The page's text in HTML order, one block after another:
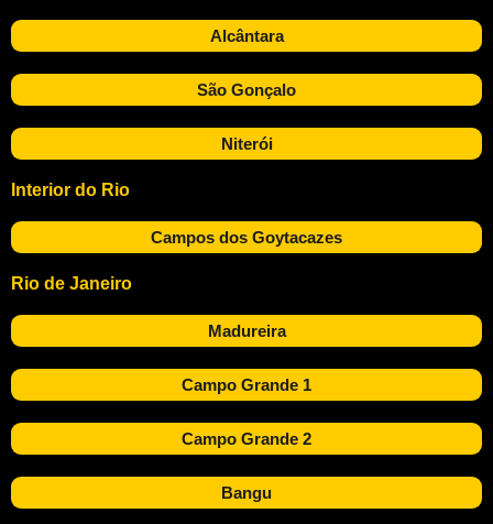
Alcântara
São Gonçalo
Niterói
Interior do Rio
Campos dos Goytacazes
Rio de Janeiro
Madureira
Campo Grande 1
Campo Grande 2
Bangu